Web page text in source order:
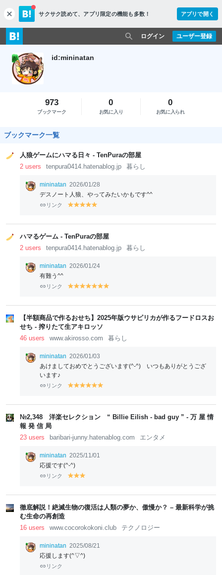
c
l
o
s
e
サクサク読めて、 アプリ限定の機能も多数！ アプリで開く
ユーザー登録
ログイン
id:mininatan
973
ブックマーク
0
お気に入り
0
お気に入られ
ブックマーク一覧
人狼ゲームにハマる日々 - TenPuraの部屋
2 users
tenpura0414.hatenablog.jp 暮らし
mininatan 2026/01/28
デスノート人狼、やってみたいかもです^^
リンク
y
lo
w
y
lo
w
y
lo
y
lolo
w
ハマるゲーム - TenPuraの部屋
2 users
tenpura0414.hatenablog.jp 暮らし
mininatan 2026/01/24
有難う^^
リンク
y
lo
w
y
lo
w
y
lo
w
y
lo
w
y
lo
w
y
lo
w
lo
w
【半額商品で作るおせち】2025年版ウサピリカが作るフードロスお
せち - 搾りたて生アキロッソ
46 users
www.akirosso.com 暮らし
mininatan 2026/01/03
あけましておめでとうございます(^-^) いつもありがとうござ
います♪
リンク
y
lo
w
y
lo
w
y
lo
w
y
lo
y
lo
w
lo
№2,348 洋楽セレクション “ Billie Eilish - bad guy ” - 万 屋 情
報 発 信 局
23 users
baribari-junny.hatenablog.com エンタメ
mininatan 2025/11/01
応援です(^-^)
リンク
y
lo
w
y
lo
w
lo
w
徹底解説！絶滅生物の復活は人類の夢か、傲慢か？ – 最新科学が挑
む生命の再創造
16 users
www.cocorokokoni.club テクノロジー
mininatan 2025/08/21
応援します(^▽^)
リンク